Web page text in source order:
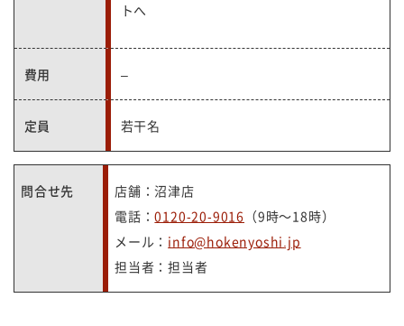
トへ
費用 –
定員 若干名
問合せ先
店舗：沼津店
電話：0120-20-9016 （9時～18時）
メール： info@hokenyoshi.jp
担当者：担当者